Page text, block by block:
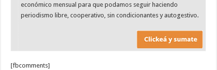
económico mensual para que podamos seguir haciendo
periodismo libre, cooperativo, sin condicionantes y autogestivo.
[fbcomments]